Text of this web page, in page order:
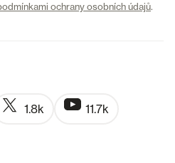
ochrany osobních údajů.
1.8k 11.7k